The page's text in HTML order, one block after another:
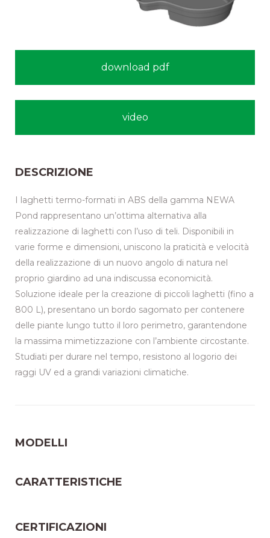
DESCRIZIONE
I laghetti termo-formati in ABS della gamma NEWA
Pond rappresentano un’ottima alternativa alla
realizzazione di laghetti con l’uso di teli. Disponibili in
varie forme e dimensioni, uniscono la praticità e velocità
della realizzazione di un nuovo angolo di natura nel
proprio giardino ad una indiscussa economicità.
Soluzione ideale per la creazione di piccoli laghetti (fino a
800 L), presentano un bordo sagomato per contenere
delle piante lungo tutto il loro perimetro, garantendone
la massima mimetizzazione con l’ambiente circostante.
Studiati per durare nel tempo, resistono al logorio dei
raggi UV ed a grandi variazioni climatiche.
download pdf
video
MODELLI
CARATTERISTICHE
CERTIFICAZIONI